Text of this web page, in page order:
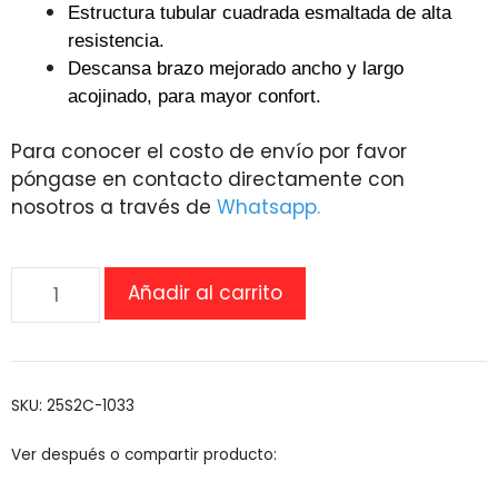
Estructura tubular cuadrada esmaltada de alta
resistencia.
Descansa brazo mejorado ancho y largo
acojinado, para mayor confort.
Para conocer el costo de envío por favor
póngase en contacto directamente con
nosotros a través de Whatsapp.
reclinable
diálisis
cantidad
Añadir al carrito
SKU: 25S2C-1033
Ver después o compartir producto: